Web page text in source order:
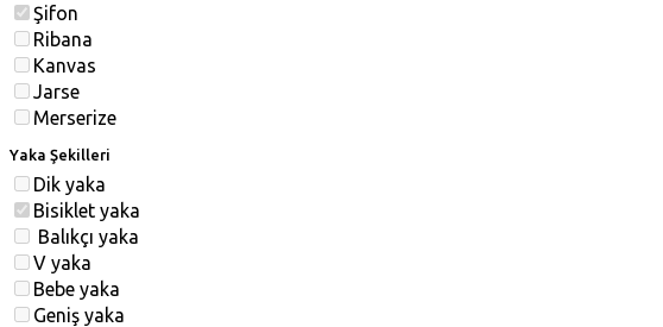
Şifon
Ribana
Kanvas
Jarse
Merserize
Yaka Şekilleri
Dik yaka
Bisiklet yaka
Balıkçı yaka
V yaka
Bebe yaka
Geniş yaka